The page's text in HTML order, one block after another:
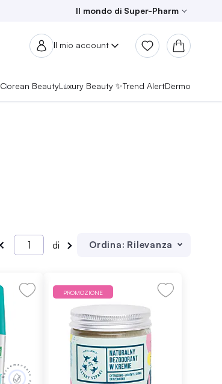
Il mondo di Super-Pharm
Il mio account
Corean BeautyLuxury Beauty ✨Trend AlertDermo
di Ordina: Rilevanza
PROMOZIONE